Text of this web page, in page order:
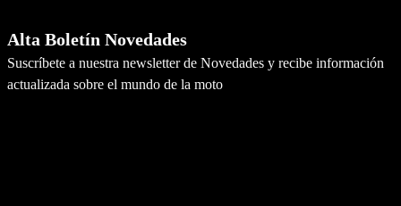
Alta Boletín Novedades
Suscríbete a nuestra newsletter de Novedades y recibe información
actualizada sobre el mundo de la moto